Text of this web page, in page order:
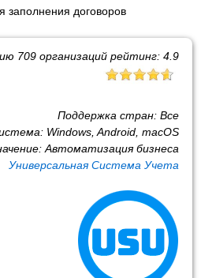
заполнения договоров
709организаций рейтинг: 4.9
Поддержка стран: Все
Windows, Android, macOS
Автоматизация бизнеса
Универсальная Система Учета